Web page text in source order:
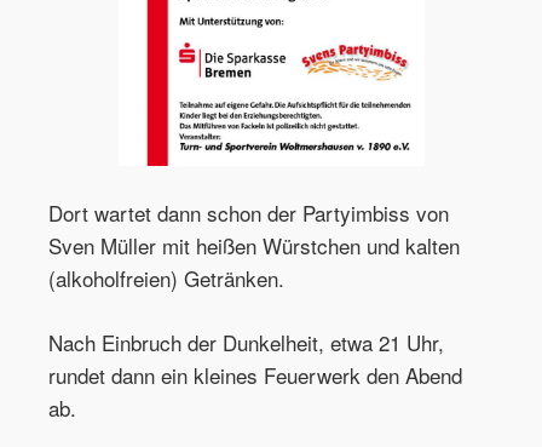
Dort wartet dann schon der Partyimbiss von
Sven Müller mit heißen Würstchen und kalten
(alkoholfreien) Getränken.
Nach Einbruch der Dunkelheit, etwa 21 Uhr,
rundet dann ein kleines Feuerwerk den Abend
ab.